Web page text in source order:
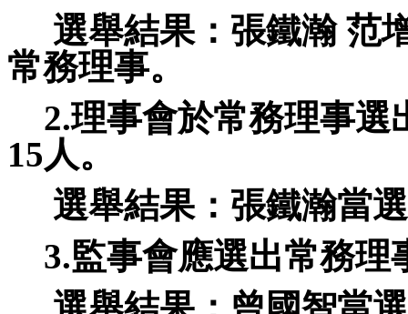
選舉結果：張鐵瀚 范
常務理事。
2.理事會於常務理事選
15人。
選舉結果：張鐵瀚當
3.監事會應選出常務理